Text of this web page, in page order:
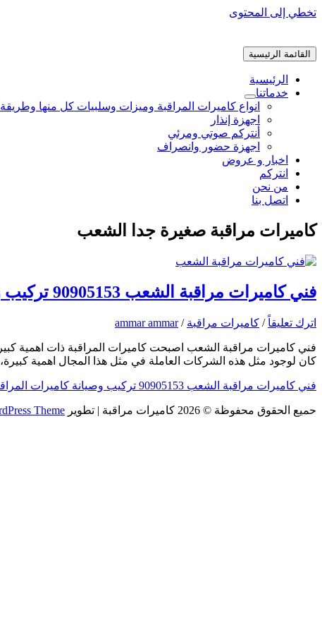
تخطي إلى المحتوى
القائمة الرئيسية
الرئيسية
خدماتنا
انواع كاميرات المراقبة وميزات وسلبيات كل منها
اجهزة إنذار
أنتركم صوتي ومرئي
اجهزة حضور وانصراف
اخبار و عروض
انتركم
من نحن
اتصل بنا
كاميرات مراقبة صغيرة جدا الشعب
فني كاميرات مراقبة الشعب 90905153 تركيب وصيانة كاميرات المراقبة
اترك تعليقاً / كاميرات مراقبة /
ammar ammar
فني كاميرات مراقبة الشعب اصبحت كاميرات المراقبة ذات اهمية
كان لوجود مثل هذه الشركات العاملة في مثل هذا المجال اهمية
فني كاميرات مراقبة الشعب 90905153 تركيب وصيانة كاميرات المراقبة
حميع الحقوق محفوظة © 2026 كاميرات مراقبة | تطوير Theme